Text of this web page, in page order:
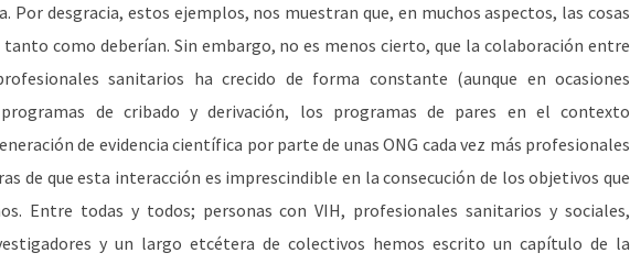
Por desgracia, estos ejemplos, nos muestran que, en muchos aspectos, las cosas
como deberían. Sin embargo, no es menos cierto, que la colaboración entre
sanitarios ha crecido de forma constante (aunque en ocasiones
de cribado y derivación, los programas de pares en el contexto
de evidencia científica por parte de unas ONG cada vez más profesionales
de que esta interacción es imprescindible en la consecución de los objetivos que
Entre todas y todos; personas con VIH, profesionales sanitarios y sociales,
y un largo etcétera de colectivos hemos escrito un capítulo de la